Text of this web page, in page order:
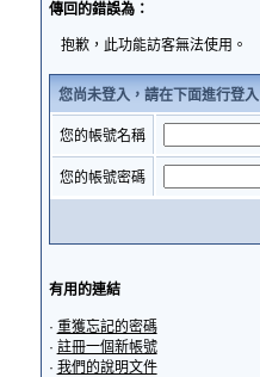
傳回的錯誤為：
抱歉，此功能訪客無法使用。
您尚未登入，請在下面進行登入
您的帳號名稱
您的帳號密碼
有用的連結
· 重獲忘記的密碼
· 註冊一個新帳號
· 我們的說明文件